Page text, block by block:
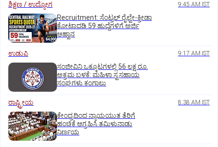
ಶಿಕ್ಷಣ / ಉದ್ಯೋಗ 9:45 AM IST
Recruitment: ಸೆಂಟ್ರಲ್‌ ರೈಲ್ವೇ-ಕ್ರೀಡಾ
ಕೋಟಾದಡಿ 59 ಹುದ್ದೆಗಳಿಗೆ ಅರ್ಜಿ
ಆಹ್ವಾನ
ಉಡುಪಿ 9:17 AM IST
ಸಂಜೀವಿನಿ ಒಕ್ಕೂಟಗಳಲ್ಲಿ 56 ಲಕ್ಷ ರೂ.
ಅಕ್ರಮ ಬಳಕೆ: ಮಹಿಳಾ ಸ್ವಸಹಾಯ
ಸಂಘಗಳು ಕಂಗಾಲು
ರಾಷ್ಟ್ರೀಯ 8:38 AM IST
ಕೇಂದ್ರದಿಂದ ನ್ಯಾಯಯುತ ತೆರಿಗೆ
ಹಂಚಿಕೆ ಆಗ್ರಹಿಸಿ ತಮಿಳುನಾಡು
ನಿರ್ಣಯ